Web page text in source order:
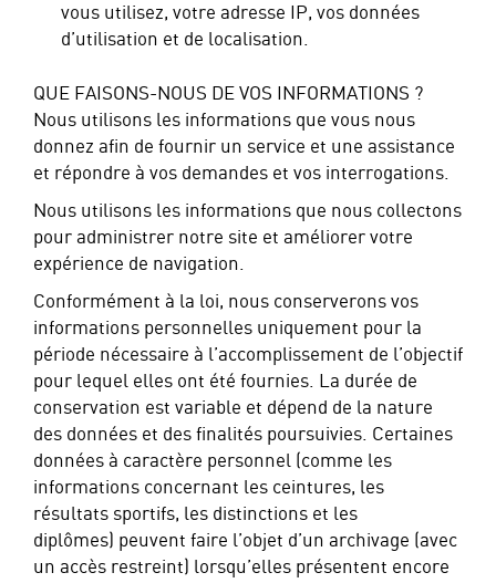
vous utilisez, votre adresse IP, vos données
d’utilisation et de localisation.
QUE FAISONS-NOUS DE VOS INFORMATIONS ?
Nous utilisons les informations que vous nous
donnez afin de fournir un service et une assistance
et répondre à vos demandes et vos interrogations.
Nous utilisons les informations que nous collectons
pour administrer notre site et améliorer votre
expérience de navigation.
Conformément à la loi, nous conserverons vos
informations personnelles uniquement pour la
période nécessaire à l’accomplissement de l’objectif
pour lequel elles ont été fournies. La durée de
conservation est variable et dépend de la nature
des données et des finalités poursuivies. Certaines
données à caractère personnel (comme les
informations concernant les ceintures, les
résultats sportifs, les distinctions et les
diplômes) peuvent faire l’objet d’un archivage (avec
un accès restreint) lorsqu’elles présentent encore